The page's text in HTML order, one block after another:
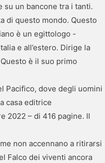
un bancone tra i tanti.
di questo mondo. Questo
è un egittologo -
e all’estero. Dirige la
è il suo primo
Pacifico, dove degli uomini
casa editrice
2022 – di 416 pagine. Il
non accennano a ritirarsi
Falco dei viventi ancora